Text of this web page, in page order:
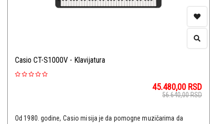
Casio CT-S1000V - Klavijatura
45.480,00 RSD
56.640,00RSD
Od 1980. godine, Casio misija je da pomogne muzičarima da